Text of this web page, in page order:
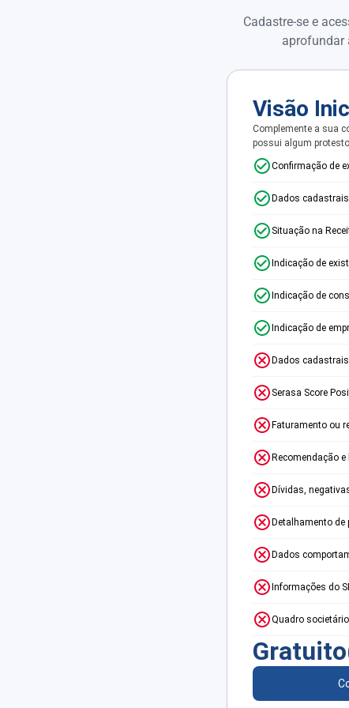
Cadastre-se e
aprofundar
Visão
Complemente a sua
possui algum
Confirmação de
Dados
Situação na
Indicação de
Indicação de
Indicação de
Dados
Serasa Score
Faturamento ou
Recomendação
Dívidas,
Detalhamento de
Dados
Informações do
Quadro
Gratuito